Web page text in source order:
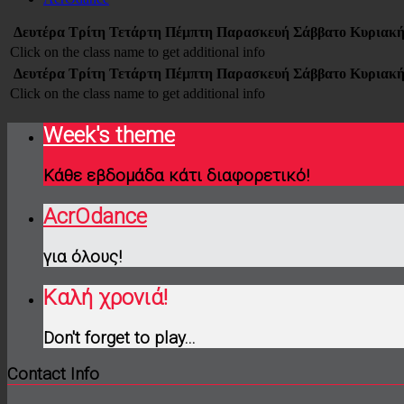
Δευτέρα Τρίτη Τετάρτη Πέμπτη Παρασκευή Σάββατο Κυριακή
Click on the class name to get additional info
Δευτέρα Τρίτη Τετάρτη Πέμπτη Παρασκευή Σάββατο Κυριακή
Click on the class name to get additional info
Week's theme
Κάθε εβδομάδα κάτι διαφορετικό!
AcrOdance
για όλους!
Καλή χρονιά!
Don't forget to play...
Contact Info